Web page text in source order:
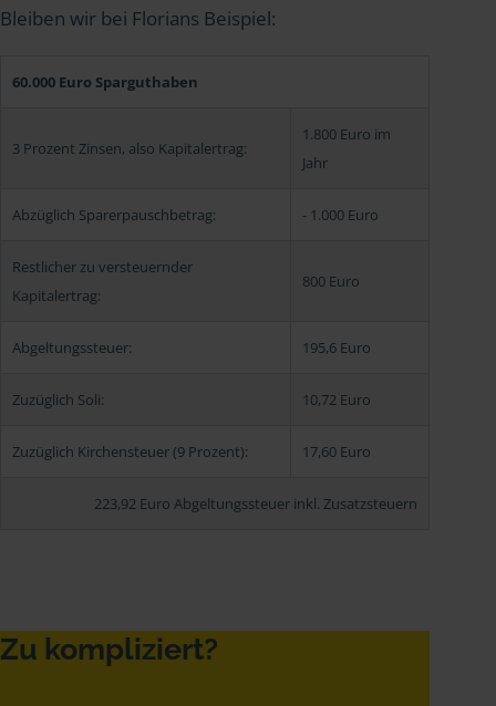
Bleiben wir bei Florians Beispiel:
60.000 Euro Sparguthaben
3 Prozent Zinsen, also Kapitalertrag:
1.800 Euro im
Jahr
Abzüglich Sparerpauschbetrag: - 1.000 Euro
Restlicher zu versteuernder
Kapitalertrag:
800 Euro
Abgeltungssteuer: 195,6 Euro
Zuzüglich Soli: 10,72 Euro
Zuzüglich Kirchensteuer (9 Prozent): 17,60 Euro
223,92 Euro Abgeltungssteuer inkl. Zusatzsteuern
Zu kompliziert?